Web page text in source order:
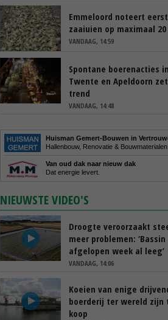
Emmeloord noteert
zaaiuien op maximaal
VANDAAG, 14:59
Spontane boerenacties in
Twente en Apeldoorn
trend
VANDAAG, 14:48
Huisman Gemert-Bouwen in
Hallenbouw, Renovatie & Bouwmaterialen
Van oud dak naar nieuw dak
Dat energie levert.
NIEUWSTE VIDEO'S
Droogte veroorzaakt
meer problemen: ‘Bassin
afgelopen week al leeg’
VANDAAG, 14:06
Koeien van enige
boerderij ter wereld zijn
koop